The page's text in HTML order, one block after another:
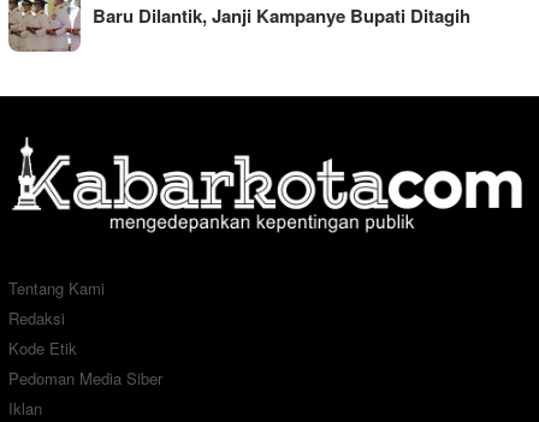
Baru Dilantik, Janji Kampanye Bupati Ditagih
Tentang Kami
Redaksi
Kode Etik
Pedoman Media Siber
Iklan